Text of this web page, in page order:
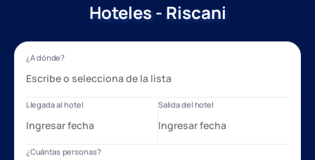
Hoteles - Riscani